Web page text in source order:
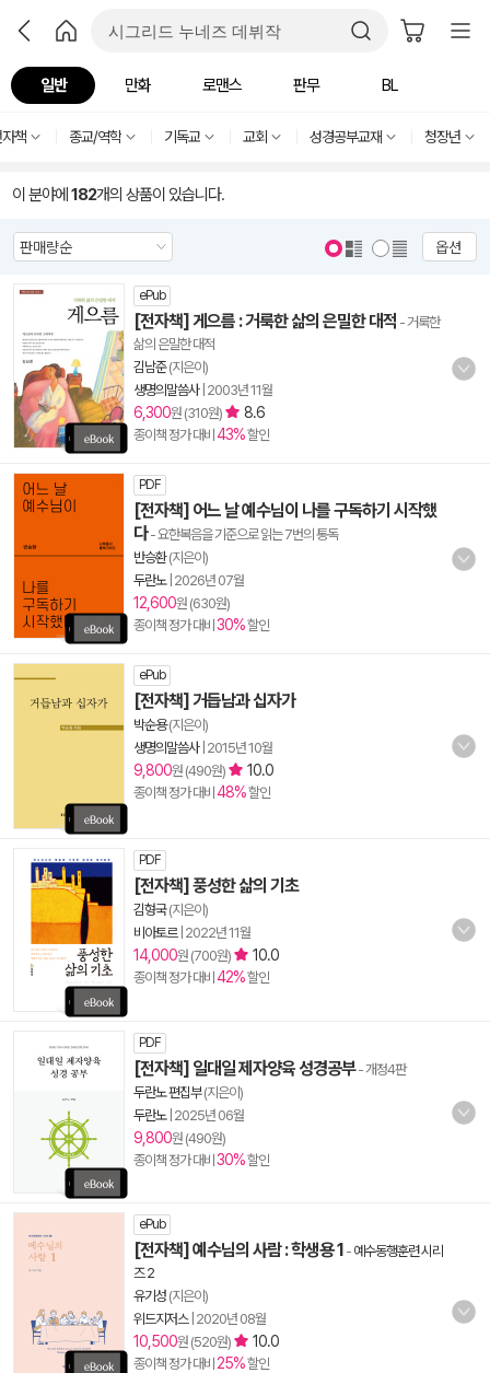
일반 만화 로맨스 판무 BL
책 종교/역학 기독교 교회 성경공부교재 청장년
이 분야에 182개의 상품이 있습니다.
옵션
ePub
[전자책] 게으름 : 거룩한 삶의 은밀한 대적 - 거룩한
삶의 은밀한 대적
김남준(지은이)
생명의말씀사| 2003년 11월
6,300원 (310원) 8.6
종이책 정가 대비 43%할인
PDF
[전자책] 어느 날 예수님이 나를 구독하기 시작했
다- 요한복음을 기준으로 읽는 7번의 통독
반승환(지은이)
두란노| 2026년 07월
12,600원 (630원)
종이책 정가 대비 30%할인
ePub
[전자책] 거듭남과 십자가
박순용(지은이)
생명의말씀사| 2015년 10월
9,800원 (490원) 10.0
종이책 정가 대비 48%할인
PDF
[전자책] 풍성한 삶의 기초
김형국(지은이)
비아토르| 2022년 11월
14,000원 (700원) 10.0
종이책 정가 대비 42%할인
PDF
[전자책] 일대일 제자양육 성경공부- 개정4판
두란노 편집부(지은이)
두란노| 2025년 06월
9,800원 (490원)
종이책 정가 대비 30%할인
ePub
[전자책] 예수님의 사람 : 학생용 1 - 예수동행훈련 시리
즈 2
유기성 (지은이)
위드지저스| 2020년 08월
10,500원 (520원) 10.0
종이책 정가 대비 25%할인